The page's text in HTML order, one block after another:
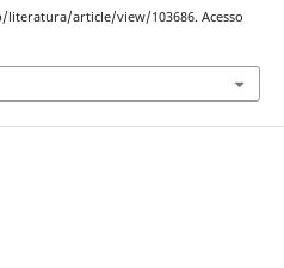
article/view/103686. Acesso